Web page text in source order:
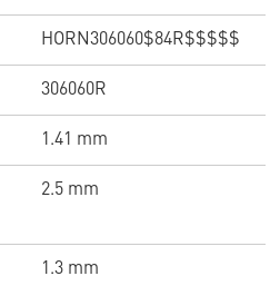
HORN306060$84R$$$$$
306060R
1.41 mm
2.5 mm
1.3 mm